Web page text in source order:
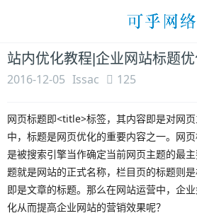
站内优化教程|企业网站标题优
2016-12-05 Issac 125
网页标题即<title>标签，其内容即是对网
中，标题是网页优化的重要内容之一。网页
是被搜索引擎当作确定当前网页主题的最
题就是网站的正式名称，栏目页的标题则
即是文章的标题。那么在网站运营中，企
化从而提高企业网站的营销效果呢？